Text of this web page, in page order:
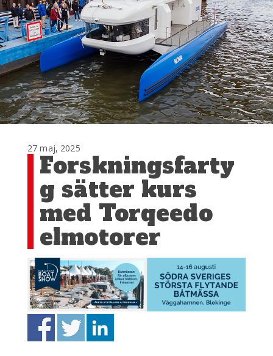
27 maj, 2025
Forskningsfarty
g sätter kurs
med Torqeedo
elmotorer